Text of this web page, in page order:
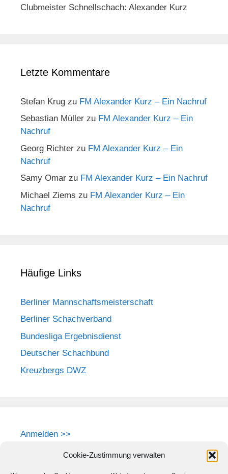
Cookie-Zustimmung verwalten
Clubmeister Schnellschach: Alexander Kurz
Letzte Kommentare
Stefan Krug zu FM Alexander Kurz – Ein Nachruf
Sebastian Müller zu FM Alexander Kurz – Ein
Nachruf
Georg Richter zu FM Alexander Kurz – Ein
Nachruf
Samy Omar zu FM Alexander Kurz – Ein Nachruf
Michael Ziems zu FM Alexander Kurz – Ein
Nachruf
Häufige Links
Berliner Mannschaftsmeisterschaft
Berliner Schachverband
Bundesliga Ergebnisdienst
Deutscher Schachbund
Kreuzbergs DWZ
Anmelden >>